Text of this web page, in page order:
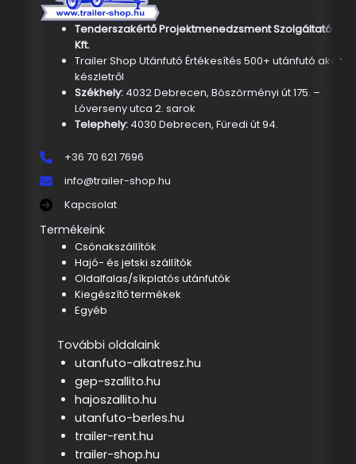
Tenderszakértő Projektmenedzsment Szolgáltató
Kft.
Trailer Shop Utánfutó Értékesítés 500+ utánfutó akár
készletről
Székhely: 4032 Debrecen, Böszörményi út 175. –
Lóverseny utca 2. sarok
Telephely:4030 Debrecen, Füredi út 94.
+36 70 621 7696
info@trailer-shop.hu
Kapcsolat
Termékeink
Csónakszállítók
Hajó- és jetski szállítók
Oldalfalas/síkplatós utánfutók
Kiegészítő termékek
Egyéb
További oldalaink
utanfuto-alkatresz.hu
gep-szallito.hu
hajoszallito.hu
utanfuto-berles.hu
trailer-rent.hu
trailer-shop.hu